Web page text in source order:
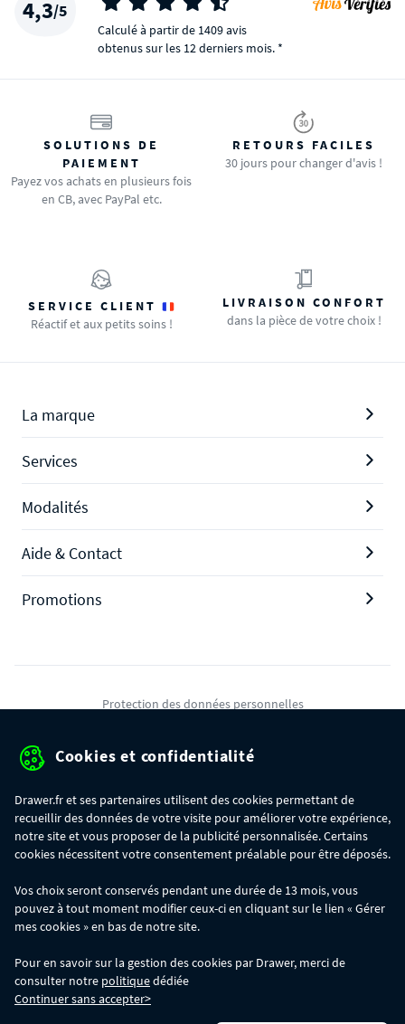
4,3/5
Calculé à partir de 1409 avis
obtenus sur les 12 derniers mois. *
SOLUTIONS DE
PAIEMENT
Payez vos achats en plusieurs fois
en CB, avec PayPal etc.
RETOURS FACILES
30 jours pour changer d'avis !
SERVICE CLIENT
Réactif et aux petits soins !
LIVRAISON CONFORT
dans la pièce de votre choix !
La marque
Services
Modalités
Aide & Contact
Promotions
Protection des données personnelles
Gérer mes cookies
commande :
- 30€ sur votre commande dès 300€ d'achat, avec le code BIKINI30
- 50€ sur votre commande dès 500€ d'achat, avec le code BIKINI50
Les codes BIKINI30, BIKINI50 et BIKINI100 ne sont valables que sur
www.drawer.fr; ils ne sont pas cumulables entre eux, ni avec d'autres codes
promotionnels. La remise se calculera automatiquement dans votre panier
lors de la saisie du code adéquat.
Cookies et confidentialité
Drawer.fr et ses partenaires utilisent des cookies permettant de
recueillir des données de votre visite pour améliorer votre expérience,
notre site et vous proposer de la publicité personnalisée. Certains
cookies nécessitent votre consentement préalable pour être déposés.
Vos choix seront conservés pendant une durée de 13 mois, vous
pouvez à tout moment modifier ceux-ci en cliquant sur le lien « Gérer
mes cookies » en bas de notre site.
Pour en savoir sur la gestion des cookies par Drawer, merci de
consulter notre politiquedédiée
Continuer sans accepter>